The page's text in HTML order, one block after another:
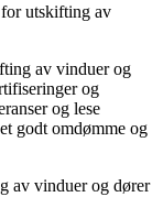
utskifting av
av vinduer og
og
og lese
godt omdømme og
av vinduer og dører